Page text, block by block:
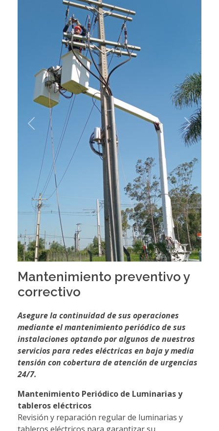
Mantenimiento preventivo y
correctivo
Asegure la continuidad de sus operaciones
mediante el mantenimiento periódico de sus
instalaciones optando por algunos de nuestros
servicios para redes eléctricas en baja y media
tensión con cobertura de atención de urgencias
24/7.
Mantenimiento Periódico de Luminarias y
tableros eléctricos
Revisión y reparación regular de luminarias y
Previous Next